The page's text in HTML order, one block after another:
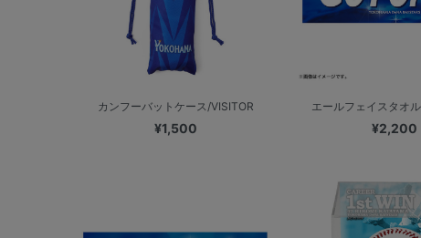
カンフーバットケース/VISITOR
¥1,500
エールフェイスタオ
¥2,200